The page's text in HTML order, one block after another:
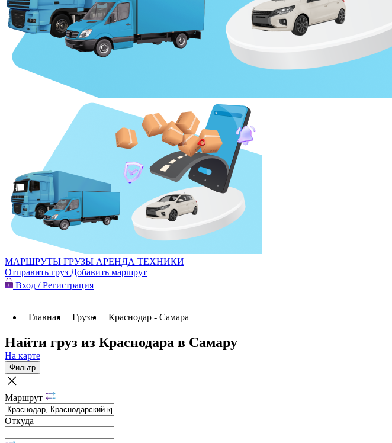
МАРШРУТЫ ГРУЗЫ АРЕНДА ТЕХНИКИ
Отправить груз Добавить маршрут
Вход / Регистрация
Главная Грузы Краснодар - Самара
Найти груз из Краснодара в Самару
На карте
Фильтр
Маршрут
Откуда